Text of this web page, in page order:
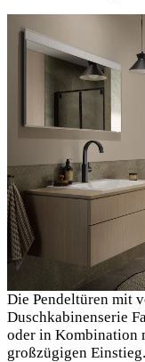
Die Pendeltüren mit
Duschkabinenserie
oder in Kombination
großzügigen Einstieg.